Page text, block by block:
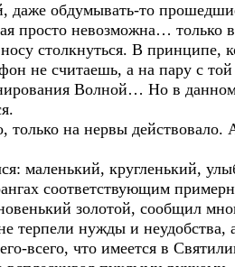
даже обдумывать-то
просто невозможна… только
столкнуться. В принципе,
не считаешь, а на пару с
Волной… Но в данном
на нервы действовало.
маленький, кругленький,
соответствующим
золотой, сообщил
терпели нужды и неудобства,
всего, что имеется в